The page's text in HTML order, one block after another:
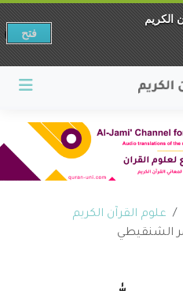
علوم القرآن الكريم
الشنقيطي
الكريم
فتح